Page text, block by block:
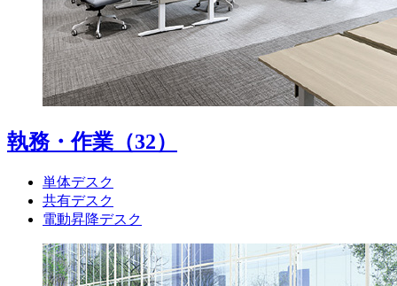
執務・作業 （32）
単体デスク
共有デスク
電動昇降デスク